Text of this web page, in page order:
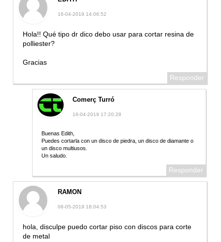
16-04-2019 14:06:52
Hola!! Qué tipo dr dico debo usar para cortar resina de
polliester?
Gracias
Responder
Comerç Turró
16-04-2019 17:20:28
Buenas Edith,
Puedes cortarla con un disco de piedra, un disco de diamante o
un disco multiusos.
Un saludo.
Responder
RAMON
06-05-2019 18:04:53
hola, disculpe puedo cortar piso con discos para corte
de metal